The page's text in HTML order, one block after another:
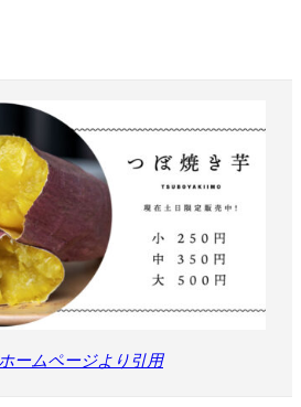
ームページより引用